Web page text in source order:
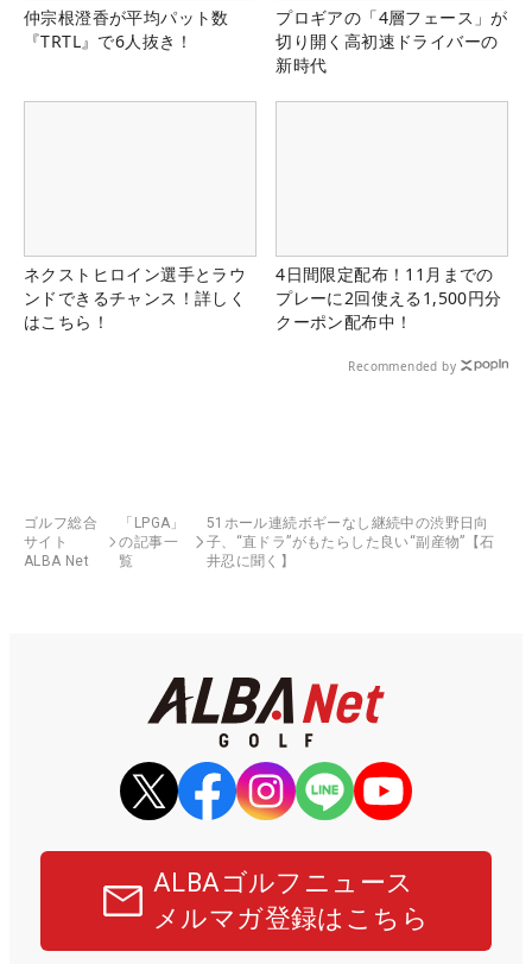
仲宗根澄香が平均パット数
『TRTL』で6人抜き！
プロギアの「4層フェース」が
切り開く高初速ドライバーの
新時代
ネクストヒロイン選手とラウ
ンドできるチャンス！詳しく
はこちら！
4日間限定配布！11月までの
プレーに2回使える1,500円分
クーポン配布中！
Recommended by
ゴルフ総合
サイト
ALBA Net
「LPGA」
の記事一
覧
51ホール連続ボギーなし継続中の渋野日向
子、“直ドラ”がもたらした良い“副産物”【石
井忍に聞く】
ALBAゴルフニュース
メルマガ登録はこちら